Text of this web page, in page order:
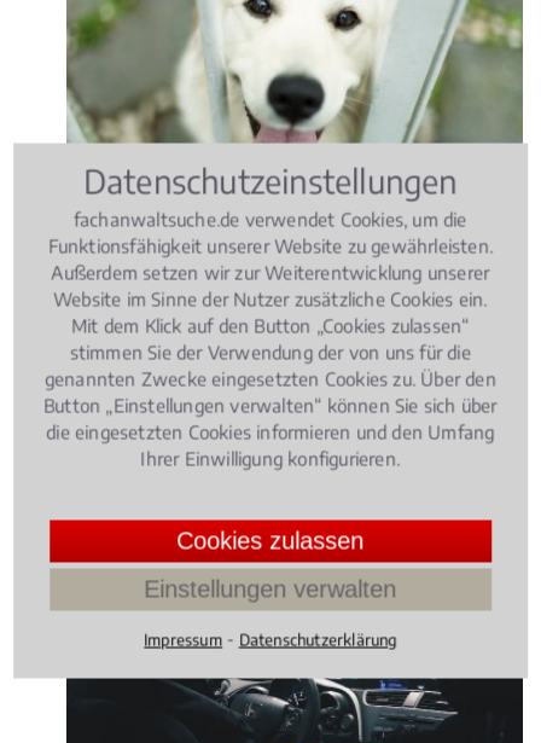
Wer seinen Hund bei heißen Temperaturen ohne
ausreichende Versorgung im Auto zurücklässt, muss
mit einer Geldbuße oder sogar Freiheitsstrafe
rechnen.
4.086021505376344 /5(93
Bewertungen)
Strafrecht, 16.05.2018(Update 04.05.2026)
drohen Rasern?
Datenschutzeinstellungen
fachanwaltsuche.de verwendet Cookies, um die
Funktionsfähigkeit unserer Website zu gewährleisten.
Außerdem setzen wir zur Weiterentwicklung unserer
Website im Sinne der Nutzer zusätzliche Cookies ein.
Mit dem Klick auf den Button „Cookies zulassen“
stimmen Sie der Verwendung der von uns für die
genannten Zwecke eingesetzten Cookies zu. Über den
Button „Einstellungen verwalten“ können Sie sich über
die eingesetzten Cookies informieren und den Umfang
Ihrer Einwilligung konfigurieren.
Cookies zulassen
Einstellungen verwalten
Impressum ⁃ Datenschutzerklärung